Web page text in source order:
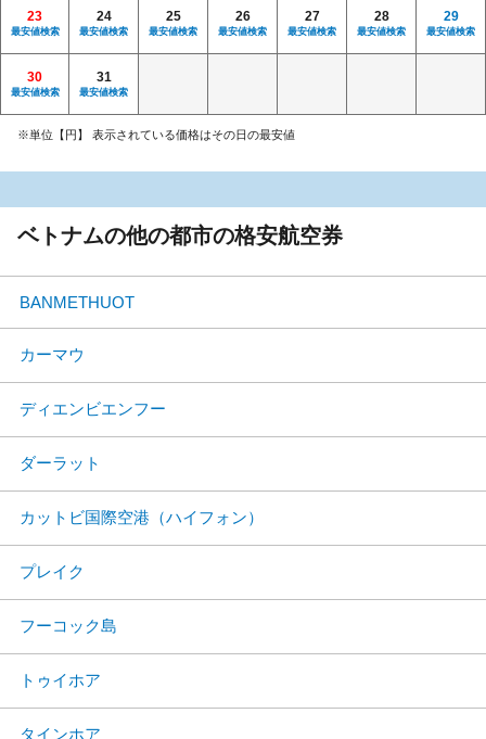
23
最安値検索
24
最安値検索
25
最安値検索
26
最安値検索
27
最安値検索
28
最安値検索
29
最安値検索
30
最安値検索
31
最安値検索
※単位【円】 表示されている価格はその日の最安値
ベトナムの他の都市の格安航空券
BANMETHUOT
カーマウ
ディエンビエンフー
ダーラット
カットビ国際空港（ハイフォン）
プレイク
フーコック島
トゥイホア
タインホア